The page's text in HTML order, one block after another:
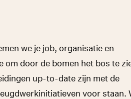
we je job, organisatie en
om door de bomen het bos te
up-to-date zijn met de
voor staan.